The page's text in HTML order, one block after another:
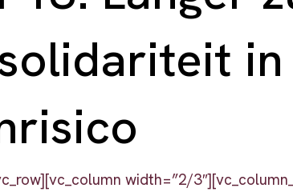
width=”2/